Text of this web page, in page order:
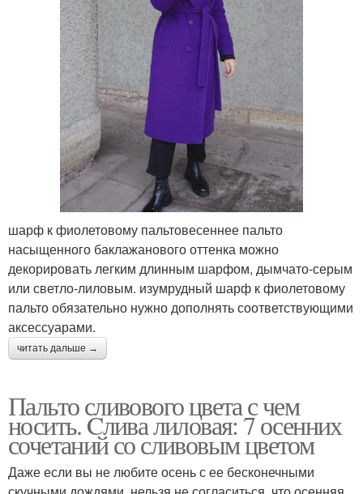
шарф к фиолетовому пальтовесеннее пальто
насыщенного баклажанового оттенка можно
декорировать легким длинным шарфом, дымчато-серым
или светло-лиловым. изумрудный шарф к фиолетовому
пальто обязательно нужно дополнять соответствующими
аксессуарами.
читать дальше →
Пальто сливового цвета с чем
носить. Cлива лиловая: 7 осенних
сочетаний со сливовым цветом
Даже если вы не любите осень с ее бесконечными